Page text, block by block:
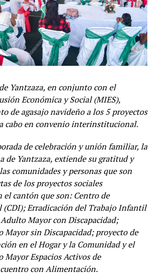
Yantzaza, en conjunto con el
Económica y Social (MIES),
de agasajo navideño a los 5 proyectos
cabo en convenio interinstitucional.
de celebración y unión familiar, la
de Yantzaza, extiende su gratitud y
comunidades y personas que son
de los proyectos sociales
cantón que son: Centro de
Erradicación del Trabajo Infantil
Mayor con Discapacidad;
Mayor sin Discapacidad; proyecto de
en el Hogar y la Comunidad y el
Mayor Espacios Activos de
con Alimentación.